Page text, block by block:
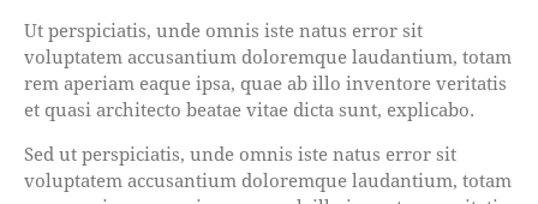
Ut perspiciatis, unde omnis iste natus error sit
voluptatem accusantium doloremque laudantium, totam
rem aperiam eaque ipsa, quae ab illo inventore veritatis
et quasi architecto beatae vitae dicta sunt, explicabo.
Sed ut perspiciatis, unde omnis iste natus error sit
voluptatem accusantium doloremque laudantium, totam